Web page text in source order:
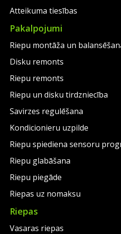
Atteikuma tiesības
Pakalpojumi
Riepu montāža un
Disku remonts
Riepu remonts
Riepu un disku tirdzniecība
Savirzes regulēšana
Kondicionieru uzpilde
Riepu spiediena sensoru
Riepu glabāšana
Riepu piegāde
Riepas uz nomaksu
Riepas
Vasaras riepas